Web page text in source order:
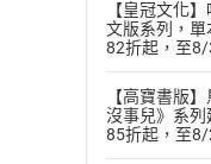
【皇冠文化
文版系列，
82折起，至8/
【高寶書版
沒事兒》系
85折起，至8/